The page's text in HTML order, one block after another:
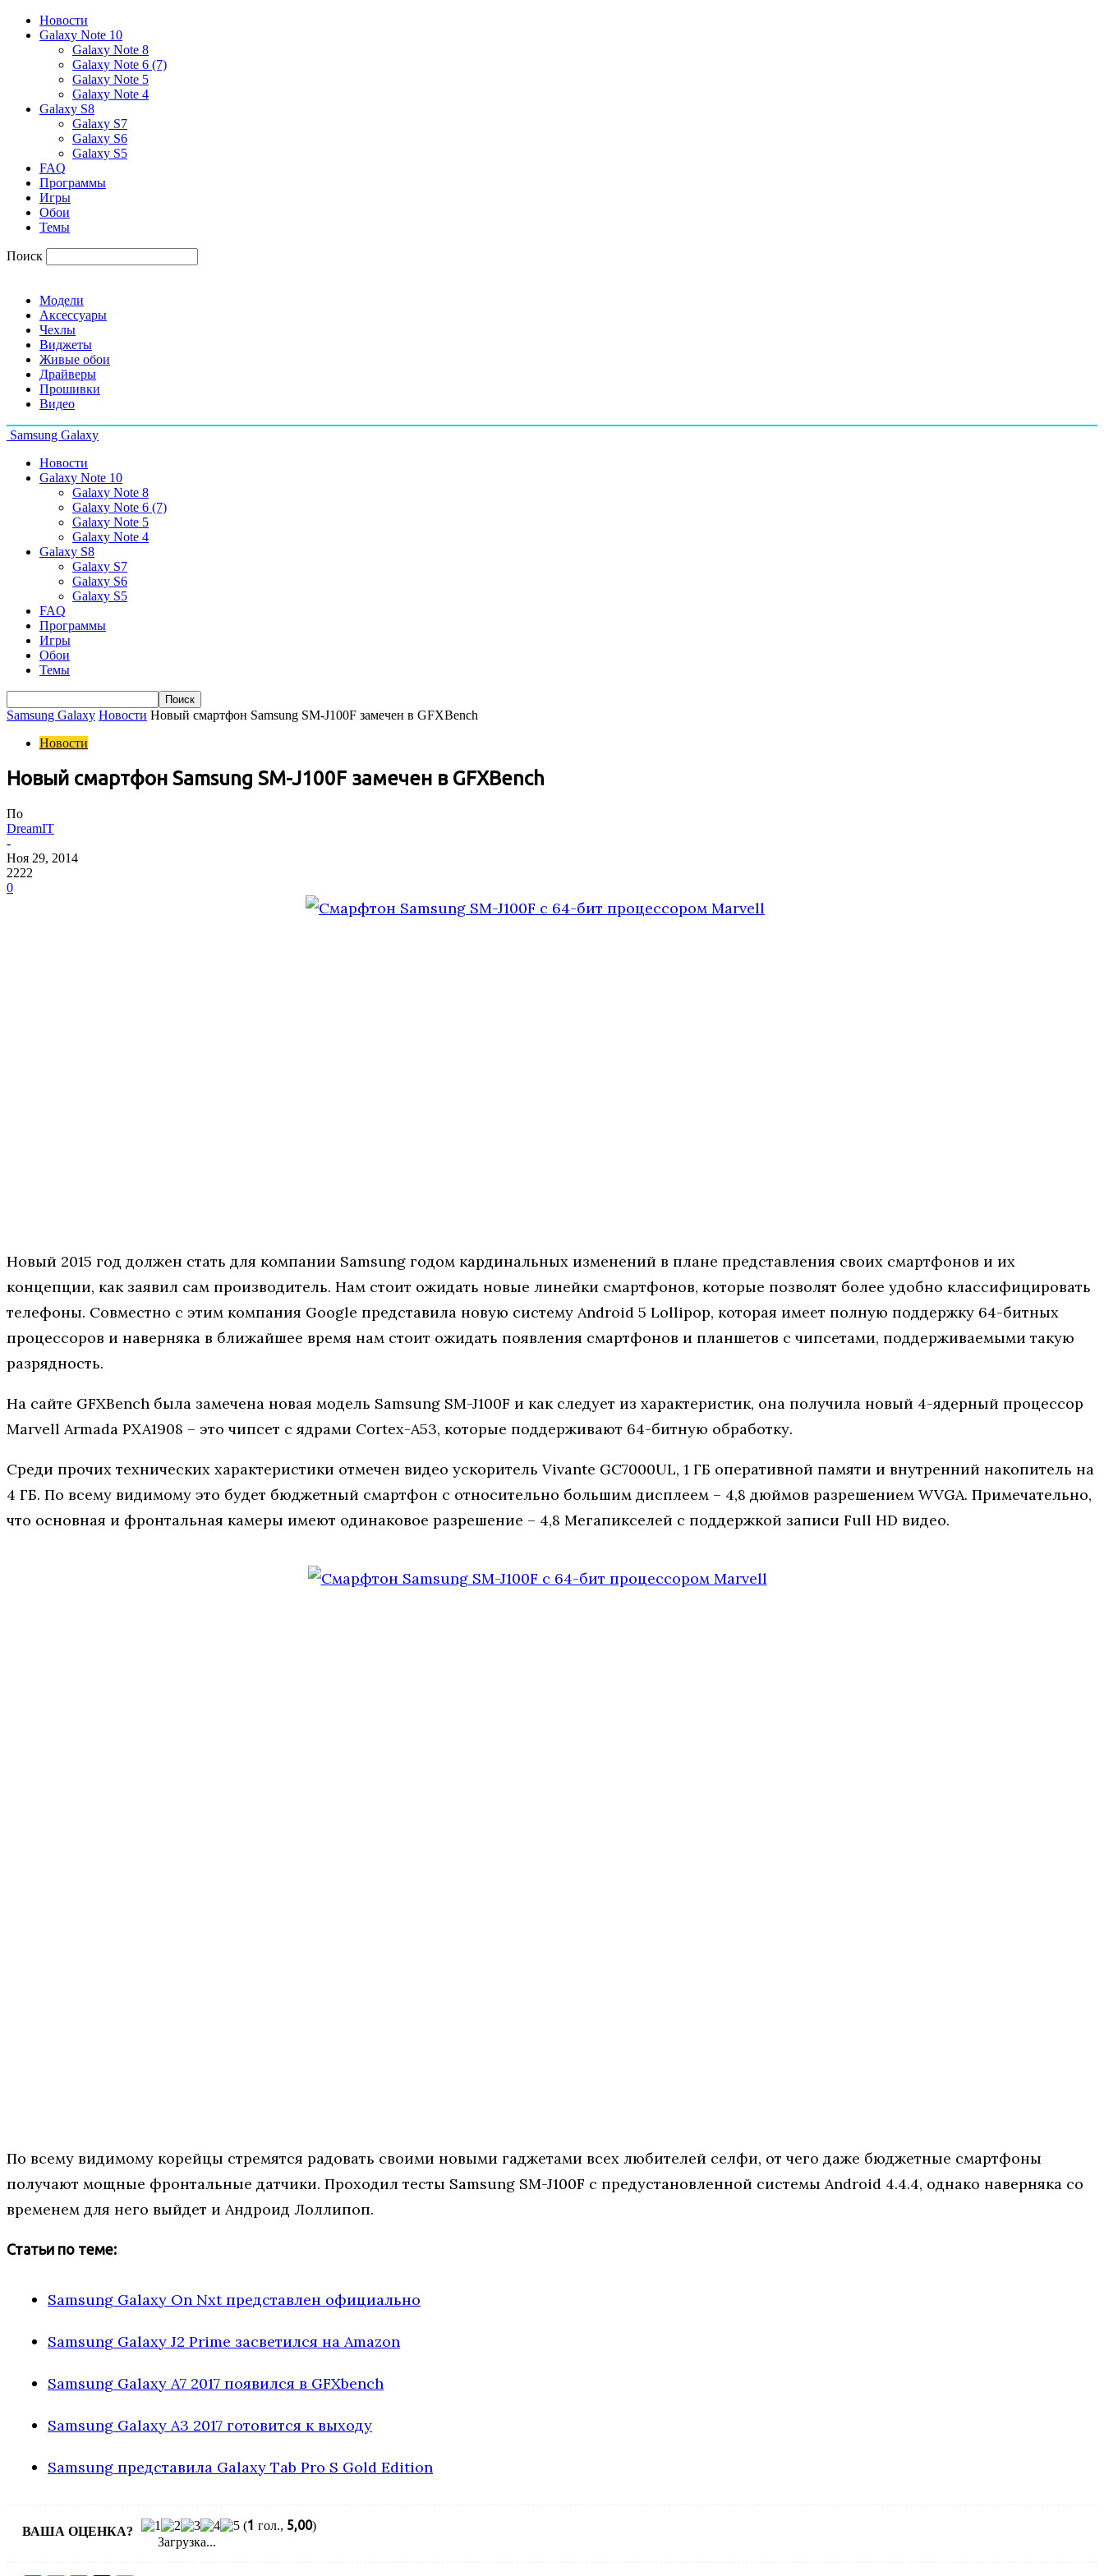
Новости
Galaxy Note 10
Galaxy Note 8
Galaxy Note 6 (7)
Galaxy Note 5
Galaxy Note 4
Galaxy S8
Galaxy S7
Galaxy S6
Galaxy S5
FAQ
Программы
Игры
Обои
Темы
Поиск
Модели
Аксессуары
Чехлы
Виджеты
Живые обои
Драйверы
Прошивки
Видео
Samsung Galaxy
Новости
Galaxy Note 10
Galaxy Note 8
Galaxy Note 6 (7)
Galaxy Note 5
Galaxy Note 4
Galaxy S8
Galaxy S7
Galaxy S6
Galaxy S5
FAQ
Программы
Игры
Обои
Темы
Samsung Galaxy Новости Новый смартфон Samsung SM-J100F замечен в GFXBench
Новости
Новый смартфон Samsung SM-J100F замечен в GFXBench
По
DreamIT
-
Ноя 29, 2014
2222
0
Новый 2015 год должен стать для компании Samsung годом кардинальных изменений в плане представления своих смартфонов и их
концепции, как заявил сам производитель. Нам стоит ожидать новые линейки смартфонов, которые позволят более удобно классифицировать
телефоны. Совместно с этим компания Google представила новую систему Android 5 Lollipop, которая имеет полную поддержку 64-битных
процессоров и наверняка в ближайшее время нам стоит ожидать появления смартфонов и планшетов с чипсетами, поддерживаемыми такую
разрядность.
На сайте GFXBench была замечена новая модель Samsung SM-J100F и как следует из характеристик, она получила новый 4-ядерный процессор
Marvell Armada PXA1908 – это чипсет с ядрами Cortex-A53, которые поддерживают 64-битную обработку.
Среди прочих технических характеристики отмечен видео ускоритель Vivante GC7000UL, 1 ГБ оперативной памяти и внутренний накопитель на
4 ГБ. По всему видимому это будет бюджетный смартфон с относительно большим дисплеем – 4,8 дюймов разрешением WVGA. Примечательно,
что основная и фронтальная камеры имеют одинаковое разрешение – 4,8 Мегапикселей с поддержкой записи Full HD видео.
По всему видимому корейцы стремятся радовать своими новыми гаджетами всех любителей селфи, от чего даже бюджетные смартфоны
получают мощные фронтальные датчики. Проходил тесты Samsung SM-J100F с предустановленной системы Android 4.4.4, однако наверняка со
временем для него выйдет и Андроид Лоллипоп.
Статьи по теме:
Samsung Galaxy On Nxt представлен официально
Samsung Galaxy J2 Prime засветился на Amazon
Samsung Galaxy A7 2017 появился в GFXbench
Samsung Galaxy A3 2017 готовится к выходу
Samsung представила Galaxy Tab Pro S Gold Edition
ВАША ОЦЕНКА? (1 гол., 5,00)
Загрузка...